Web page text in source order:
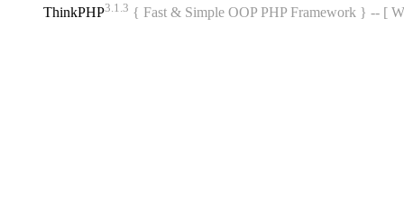
ThinkPHP3.1.3 { Fast & Simple OOP PHP Framework } -- [